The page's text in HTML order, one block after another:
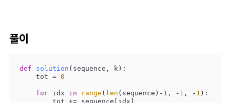
풀이
def solution ( sequence, k ):
    tot =
0
for idx in range ( len (sequence)- 1 , - 1 , - 1 ):